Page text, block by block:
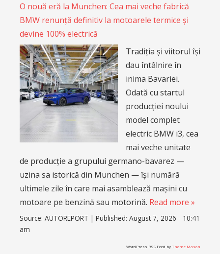
O nouă eră la Munchen: Cea mai veche fabrică
BMW renunță definitiv la motoarele termice și
devine 100% electrică
Tradiția și viitorul își
dau întâlnire în
inima Bavariei.
Odată cu startul
producției noului
model complet
electric BMW i3, cea
mai veche unitate
de producție a grupului germano-bavarez —
uzina sa istorică din Munchen — își numără
ultimele zile în care mai asamblează mașini cu
motoare pe benzină sau motorină. Read more »
Source: AUTOREPORT | Published: August 7, 2026 - 10:41
am
WordPress RSS Feed byTheme Mason